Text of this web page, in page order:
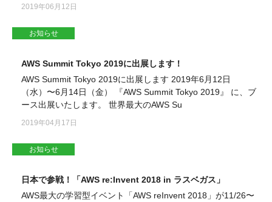
2019年06月12日
お知らせ
AWS Summit Tokyo 2019に出展します！
AWS Summit Tokyo 2019に出展します 2019年6月12日
（水）〜6月14日（金） 『AWS Summit Tokyo 2019』 に、ブ
ース出展いたします。 世界最大のAWS Su
2019年04月17日
お知らせ
日本で参戦！「AWS re:Invent 2018 in ラスベガス」
AWS最大の学習型イベント「AWS reInvent 2018」が11/26〜